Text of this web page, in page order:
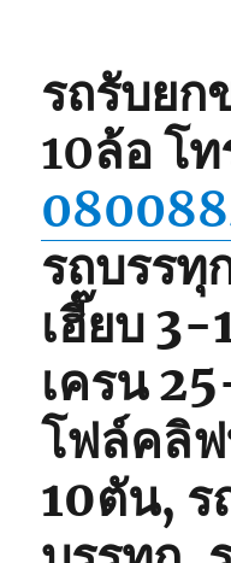
รถรับยก
10ล้อ โท
รถบรรทุ
เฮี๊ยบ 3-
เครน
โฟล์คลิ
10ตัน, ร